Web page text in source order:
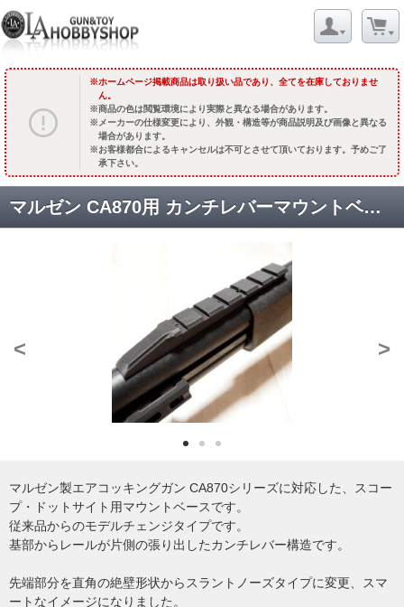
ホームページ掲載商品は取り扱い品であり、全てを在庫しておりませ
ん。
商品の色は閲覧環境により実際と異なる場合があります。
メーカーの仕様変更により、外観・構造等が商品説明及び画像と異なる
場合があります。
お客様都合によるキャンセルは不可とさせて頂いております。予めご了
承下さい。
マルゼン CA870用 カンチレバーマウントベース:Ver.2.0 /ピカティニー/ダブルピッチ [取寄:長納期]
< >
マルゼン製エアコッキングガン CA870シリーズに対応した、スコー
プ・ドットサイト用マウントベースです。
従来品からのモデルチェンジタイプです。
基部からレールが片側の張り出したカンチレバー構造です。
先端部分を直角の絶壁形状からスラントノーズタイプに変更、スマ
ートなイメージになりました。